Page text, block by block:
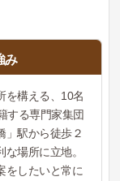
み
を構える、10名
する専門家集団
」駅から徒歩２
場所に立地。
をしたいと常に